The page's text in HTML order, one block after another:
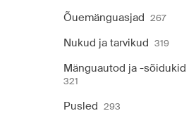
Õuemänguasjad 267
Nukud ja tarvikud 319
Mänguautod ja -sõidukid
321
Pusled 293